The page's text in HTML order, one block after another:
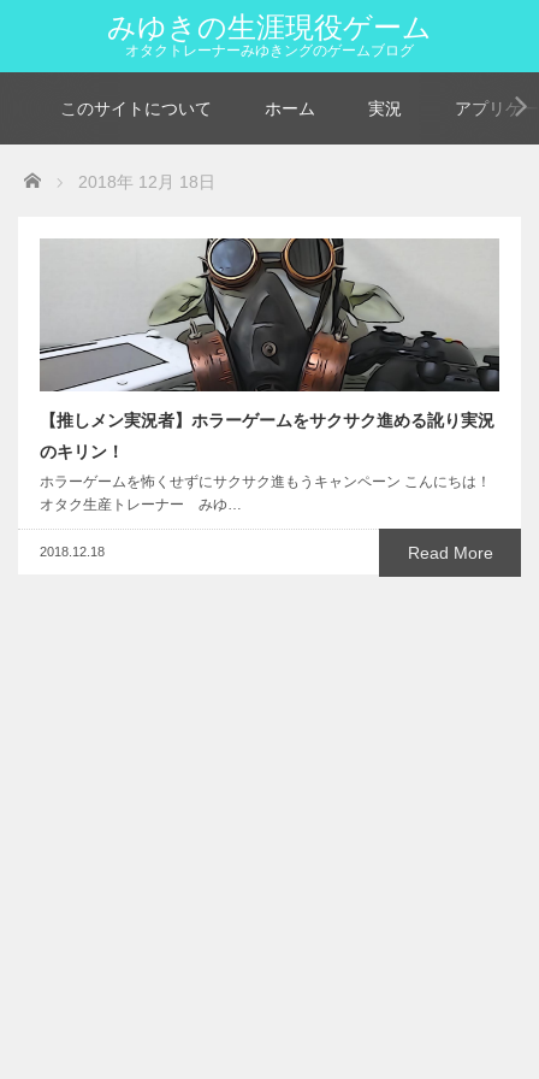
みゆきの生涯現役ゲーム
オタクトレーナーみゆきングのゲームブログ
このサイトについて ホーム 実況 アプリゲ
Home 2018年 12月 18日
【推しメン実況者】ホラーゲームをサクサク進める訛り実況
のキリン！
ホラーゲームを怖くせずにサクサク進もうキャンペーン こんにちは！
オタク生産トレーナー みゆ…
Read More
2018.12.18